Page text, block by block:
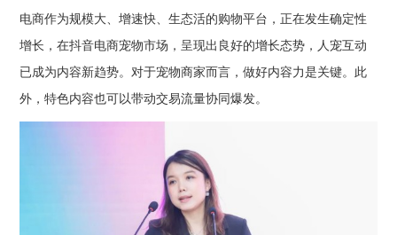
电商作为规模大、增速快、生态活的购物平台，正在发生确定性
增长，在抖音电商宠物市场，呈现出良好的增长态势，人宠互动
已成为内容新趋势。对于宠物商家而言，做好内容力是关键。此
外，特色内容也可以带动交易流量协同爆发。